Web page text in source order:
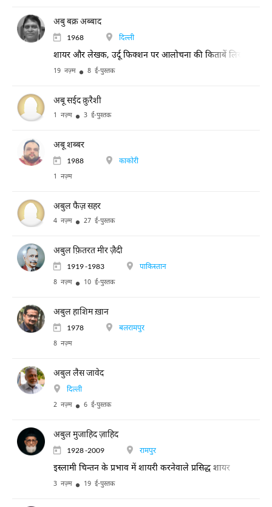
अबु बक्र अब्बाद
1968 दिल्ली
शायर और लेखक, उर्दू फिक्शन पर आलोचना की किताबें लिखीं, दिल्ली
19 नज़्म 8 ई-पुस्तक
अबू सईद क़ुरैशी
1 नज़्म 3 ई-पुस्तक
अबू शब्बर
1988 काकोरी
1 नज़्म
अबुल फैज़ सहर
4 नज़्म 27 ई-पुस्तक
अबुल फ़ितरत मीर ज़ैदी
1919 -1983 पाकिस्तान
8 नज़्म 10 ई-पुस्तक
अबुल हाशिम ख़ान
1978 बलरामपुर
8 नज़्म
अबुल लैस जावेद
दिल्ली
2 नज़्म 6 ई-पुस्तक
अबुल मुजाहिद ज़ाहिद
1928 -2009 रामपुर
इस्लामी चिन्तन के प्रभाव में शायरी करनेवाले प्रसिद्ध शायर
3 नज़्म 19 ई-पुस्तक